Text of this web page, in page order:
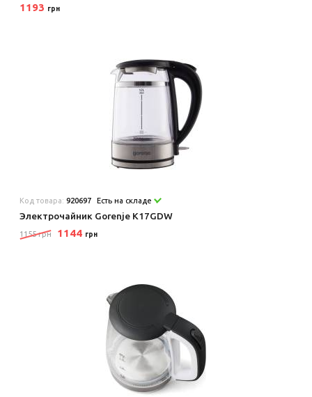
1193 грн
Код товара:920697 Есть на складе
Электрочайник Gorenje K17GDW
1155 грн 1144 грн